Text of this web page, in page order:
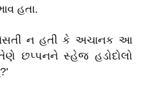
હતા.
ન હતી કે અચાનક આ
છપ્પનને સ્હેજ હડોદોલો